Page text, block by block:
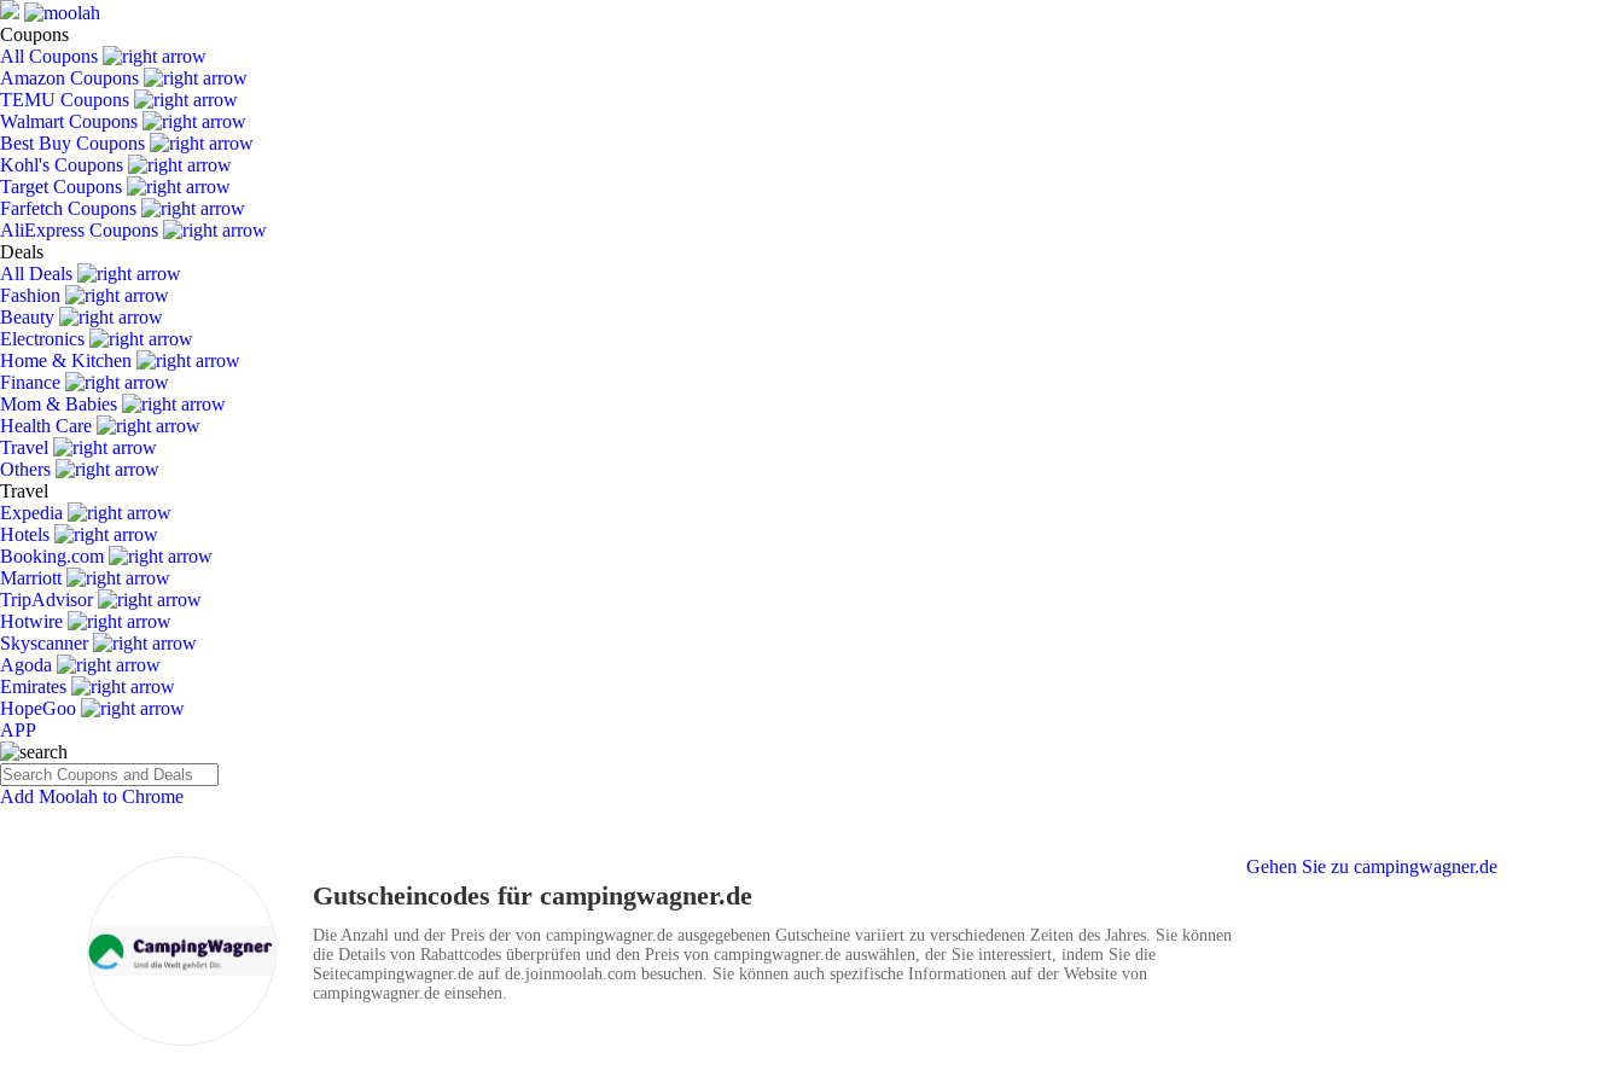
Coupons
All Coupons
Amazon Coupons
TEMU Coupons
Walmart Coupons
Best Buy Coupons
Kohl's Coupons
Target Coupons
Farfetch Coupons
AliExpress Coupons
Deals
All Deals
Fashion
Beauty
Electronics
Home & Kitchen
Finance
Mom & Babies
Health Care
Travel
Others
Travel
Expedia
Hotels
Booking.com
Marriott
TripAdvisor
Hotwire
Skyscanner
Agoda
Emirates
HopeGoo
APP
Add Moolah to Chrome
Gutscheincodes für campingwagner.de
Die Anzahl und der Preis der von campingwagner.de ausgegebenen Gutscheine variiert zu verschiedenen Zeiten des Jahres. Sie können
die Details von Rabattcodes überprüfen und den Preis von campingwagner.de auswählen, der Sie interessiert, indem Sie die
Seitecampingwagner.de auf de.joinmoolah.com besuchen. Sie können auch spezifische Informationen auf der Website von
campingwagner.de einsehen.
Gehen Sie zu campingwagner.de